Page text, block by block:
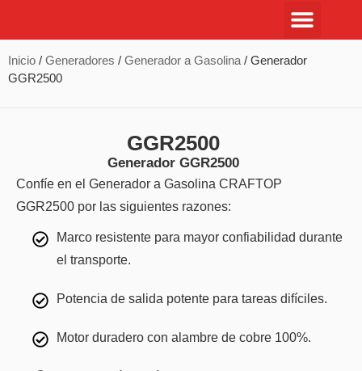
Inicio / Generadores / Generador a Gasolina / Generador
GGR2500
GGR2500
Generador GGR2500
Confíe en el Generador a Gasolina CRAFTOP
GGR2500 por las siguientes razones:
Marco resistente para mayor confiabilidad durante
el transporte.
Potencia de salida potente para tareas difíciles.
Motor duradero con alambre de cobre 100%.